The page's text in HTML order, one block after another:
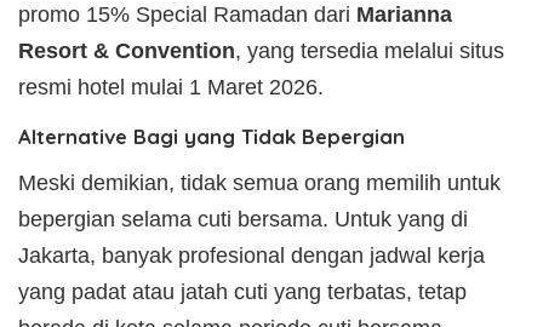
promo 15% Special Ramadan dari Marianna
Resort & Convention, yang tersedia melalui situs
resmi hotel mulai 1 Maret 2026.
Alternative Bagi yang Tidak Bepergian
Meski demikian, tidak semua orang memilih untuk
bepergian selama cuti bersama. Untuk yang di
Jakarta, banyak profesional dengan jadwal kerja
yang padat atau jatah cuti yang terbatas, tetap